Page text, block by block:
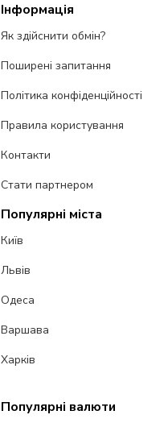
Інформація
Як здійснити обмін?
Поширені запитання
Політика конфіденційності
Правила користування
Контакти
Стати партнером
Популярні міста
Київ
Львів
Одеса
Варшава
Харків
Популярні валюти